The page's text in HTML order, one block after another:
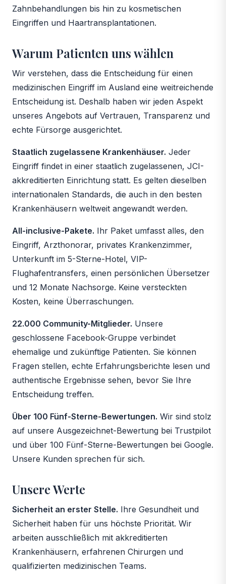
Zahnbehandlungen bis hin zu kosmetischen
Eingriffen und Haartransplantationen.
Warum Patienten uns wählen
Wir verstehen, dass die Entscheidung für einen
medizinischen Eingriff im Ausland eine weitreichende
Entscheidung ist. Deshalb haben wir jeden Aspekt
unseres Angebots auf Vertrauen, Transparenz und
echte Fürsorge ausgerichtet.
Staatlich zugelassene Krankenhäuser. Jeder
Eingriff findet in einer staatlich zugelassenen, JCI-
akkreditierten Einrichtung statt. Es gelten dieselben
internationalen Standards, die auch in den besten
Krankenhäusern weltweit angewandt werden.
All-inclusive-Pakete. Ihr Paket umfasst alles, den
Eingriff, Arzthonorar, privates Krankenzimmer,
Unterkunft im 5-Sterne-Hotel, VIP-
Flughafentransfers, einen persönlichen Übersetzer
und 12 Monate Nachsorge. Keine versteckten
Kosten, keine Überraschungen.
22.000 Community-Mitglieder. Unsere
geschlossene Facebook-Gruppe verbindet
ehemalige und zukünftige Patienten. Sie können
Fragen stellen, echte Erfahrungsberichte lesen und
authentische Ergebnisse sehen, bevor Sie Ihre
Entscheidung treffen.
Über 100 Fünf-Sterne-Bewertungen. Wir sind stolz
auf unsere Ausgezeichnet-Bewertung bei Trustpilot
und über 100 Fünf-Sterne-Bewertungen bei Google.
Unsere Kunden sprechen für sich.
Unsere Werte
Sicherheit an erster Stelle. Ihre Gesundheit und
Sicherheit haben für uns höchste Priorität. Wir
arbeiten ausschließlich mit akkreditierten
Krankenhäusern, erfahrenen Chirurgen und
qualifizierten medizinischen Teams.